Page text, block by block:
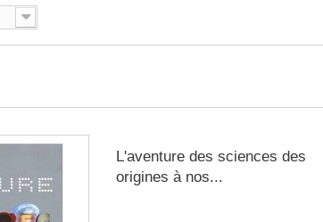
L'aventure des sciences des
origines à nos...